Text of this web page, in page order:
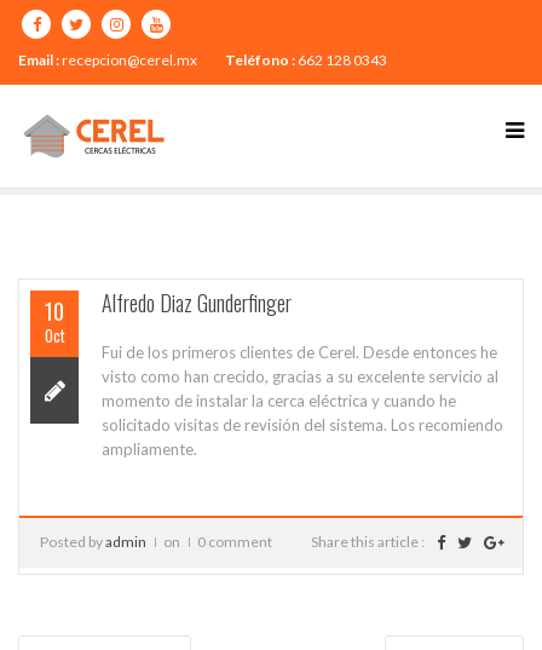
Email :recepcion@cerel.mx Teléfono : 662 128 0343
10
Oct
Alfredo Diaz Gunderfinger
Fui de los primeros clientes de Cerel. Desde entonces he
visto como han crecido, gracias a su excelente servicio al
momento de instalar la cerca eléctrica y cuando he
solicitado visitas de revisión del sistema. Los recomiendo
ampliamente.
Posted byadmin on 0 comment Share this article :